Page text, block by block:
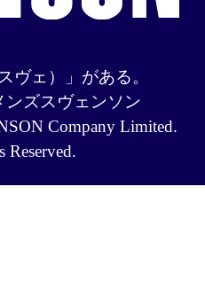
ヴェ）」がある。
ンズスヴェンソン
Company Limited.
Reserved.